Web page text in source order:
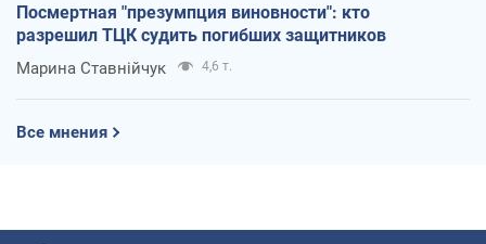
Посмертная "презумпция виновности": кто
разрешил ТЦК судить погибших защитников
Марина Ставнійчук 4,6 т.
Все мнения